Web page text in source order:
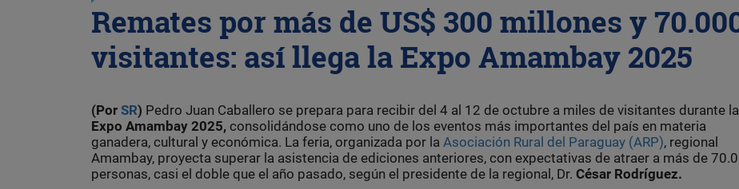
Remates por más de US$ 300 millones y
visitantes: así llega la Expo Amambay 2025
(Por SR) Pedro Juan Caballero se prepara para recibir del 4 al 12 de octubre a miles de visitantes durante la
Expo Amambay 2025, consolidándose como uno de los eventos más importantes del país en materia
ganadera, cultural y económica. La feria, organizada por la Asociación Rural del Paraguay (ARP), regional
Amambay, proyecta superar la asistencia de ediciones anteriores, con expectativas de atraer a más de
personas, casi el doble que el año pasado, según el presidente de la regional, Dr. César Rodríguez.